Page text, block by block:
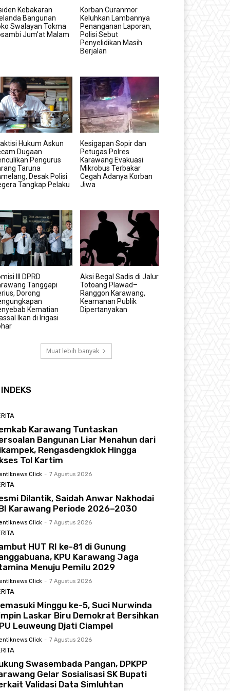
Kebakaran
Bangunan
Swalayan Tokma
Jum’at Malam
Korban Curanmor
Keluhkan Lambannya
Penanganan Laporan,
Polisi Sebut
Penyelidikan Masih
Berjalan
Hukum Askun
Dugaan
Pengurus
Taruna
Desak Polisi
Tangkap Pelaku
Kesigapan Sopir dan
Petugas Polres
Karawang Evakuasi
Mikrobus Terbakar
Cegah Adanya Korban
Jiwa
III DPRD
Tanggapi
Dorong
Kematian
Ikan di Irigasi
Aksi Begal Sadis di Jalur
Totoang Plawad–
Ranggon Karawang,
Keamanan Publik
Dipertanyakan
Muat lebih banyak
INDEKS
Karawang Tuntaskan
Bangunan Liar Menahun dari
Rengasdengklok Hingga
Tol Kartim
- 7 Agustus 2026
Dilantik, Saidah Anwar Nakhodai
Karawang Periode 2026–2030
- 7 Agustus 2026
HUT RI ke-81 di Gunung
KPU Karawang Jaga
Menuju Pemilu 2029
- 7 Agustus 2026
Minggu ke-5, Suci Nurwinda
Laskar Biru Demokrat Bersihkan
Leuweung Djati Ciampel
- 7 Agustus 2026
Swasembada Pangan, DPKPP
Gelar Sosialisasi SK Bupati
Validasi Data Simluhtan